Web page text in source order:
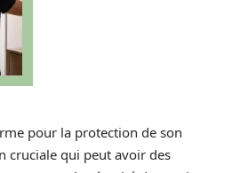
pour la protection de son
cruciale qui peut avoir des